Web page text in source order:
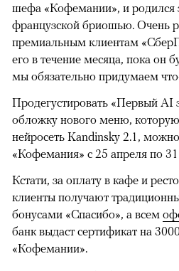
шефа «Кофемании», и родился
французской бриошью. Очень
премиальным клиентам
его в течение месяца, пока он
мы обязательно придумаем
Продегустировать «Первый AI
обложку нового меню,
нейросеть Kandinsky 2.1,
«Кофемания» с 25 апреля по
Кстати, за оплату в кафе и
клиенты получают
бонусами «Спасибо», а всем
банк выдаст сертификат на
«Кофемании».